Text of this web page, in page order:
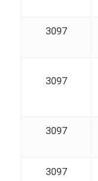
3097
3097
3097
3097